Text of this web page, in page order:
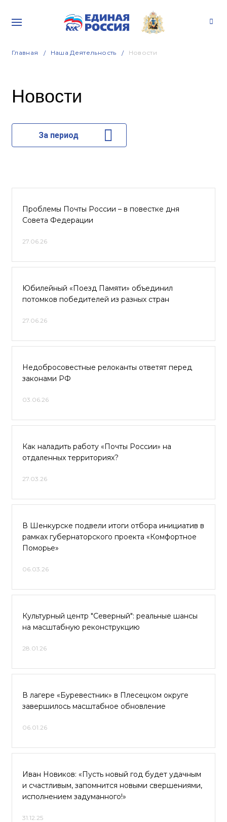
Главная Наша Деятельность Новости
Новости
За период
Проблемы Почты России – в повестке дня
Совета Федерации
27.06.26
Юбилейный «Поезд Памяти» объединил
потомков победителей из разных стран
27.06.26
Недобросовестные релоканты ответят перед
законами РФ
03.06.26
Как наладить работу «Почты России» на
отдаленных территориях?
27.03.26
В Шенкурске подвели итоги отбора инициатив в
рамках губернаторского проекта «Комфортное
Поморье»
06.03.26
Культурный центр "Северный": реальные шансы
на масштабную реконструкцию
28.01.26
В лагере «Буревестник» в Плесецком округе
завершилось масштабное обновление
06.01.26
Иван Новиков: «Пусть новый год будет удачным
и счастливым, запомнится новыми свершениями,
исполнением задуманного!»
31.12.25